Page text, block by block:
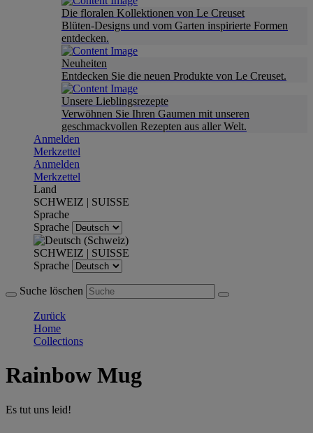
Die floralen Kollektionen von Le Creuset
Blüten-Designs und vom Garten inspirierte Formen
entdecken.
Neuheiten
Entdecken Sie die neuen Produkte von Le Creuset.
Unsere Lieblingsrezepte
Verwöhnen Sie Ihren Gaumen mit unseren
geschmackvollen Rezepten aus aller Welt.
Anmelden
Merkzettel
Anmelden
Merkzettel
Land
SCHWEIZ | SUISSE
Sprache
Sprache
SCHWEIZ | SUISSE
Sprache
Suche löschen
Zurück
Home
Collections
Rainbow Mug
Es tut uns leid!